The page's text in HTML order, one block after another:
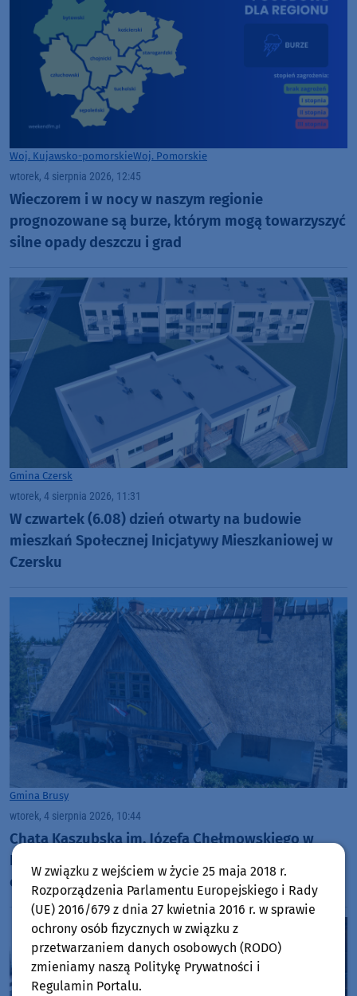
Woj. Kujawsko-pomorskieWoj. Pomorskie
wtorek, 4 sierpnia 2026, 12:45
Wieczorem i w nocy w naszym regionie
prognozowane są burze, którym mogą towarzyszyć
silne opady deszczu i grad
Gmina Czersk
wtorek, 4 sierpnia 2026, 11:31
W czwartek (6.08) dzień otwarty na budowie
mieszkań Społecznej Inicjatywy Mieszkaniowej w
Czersku
Gmina Brusy
wtorek, 4 sierpnia 2026, 10:44
Chata Kaszubska im. Józefa Chełmowskiego w
Brusach-Jagliach przechodzi renowację. Specjaliści
czyszczą strzechę na dachu
W związku z wejściem w życie 25 maja 2018 r.
Rozporządzenia Parlamentu Europejskiego i Rady
(UE) 2016/679 z dnia 27 kwietnia 2016 r. w sprawie
ochrony osób fizycznych w związku z
przetwarzaniem danych osobowych (RODO)
zmieniamy naszą Politykę Prywatności i
Regulamin Portalu.